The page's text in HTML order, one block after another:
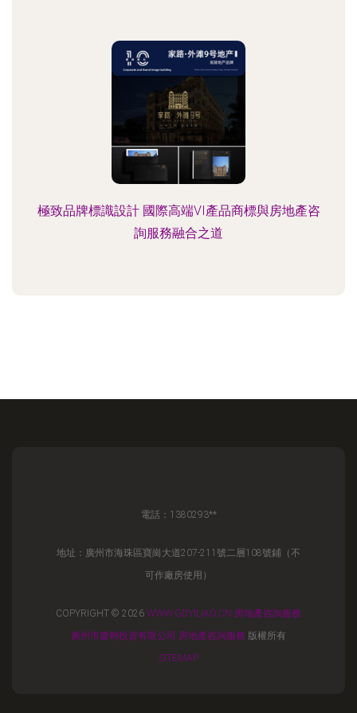
極致品牌標識設計 國際高端VI產品商標與房地產咨
詢服務融合之道
電話：1380293**
地址：廣州市海珠區寶崗大道207-211號二層108號鋪（不
可作廠房使用）
COPYRIGHT © 2026 WWW.GDYILIAO.CN 房地產咨詢服務
廣州市慶翱投資有限公司 房地產咨詢服務 版權所有
SITEMAP